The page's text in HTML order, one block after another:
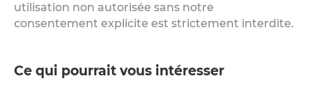
utilisation non autorisée sans notre
consentement explicite est strictement interdite.
Ce qui pourrait vous intéresser